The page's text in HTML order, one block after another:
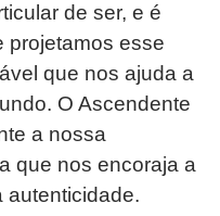
de ser, e é
projetamos esse
que nos ajuda a
O Ascendente
a nossa
que nos encoraja a
autenticidade.